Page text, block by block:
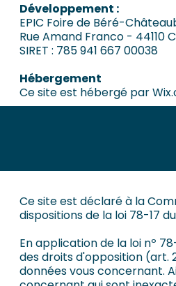
Développement :
EPIC Foire de Béré-
Rue Amand Franco - 44110
SIRET : 785 941 667 00038
Hébergement
Ce site est hébergé par
Ce site est déclaré à la
dispositions de la loi 78-17
En application de la loi nº
des droits d'opposition (art.
données vous concernant.